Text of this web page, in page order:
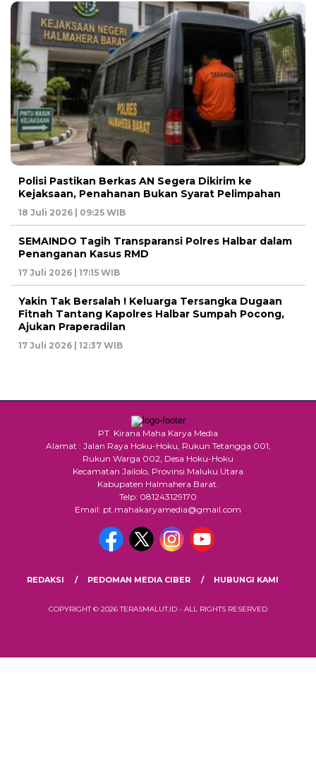
Polisi Pastikan Berkas AN Segera Dikirim ke
Kejaksaan, Penahanan Bukan Syarat Pelimpahan
18 Juli 2026 | 09:25 WIB
SEMAINDO Tagih Transparansi Polres Halbar dalam
Penanganan Kasus RMD
17 Juli 2026 | 17:15 WIB
Yakin Tak Bersalah ! Keluarga Tersangka Dugaan
Fitnah Tantang Kapolres Halbar Sumpah Pocong,
Ajukan Praperadilan
17 Juli 2026 | 12:37 WIB
PT. Kirana Maha Karya Media
Alamat : Jalan Raya Hoku-Hoku, Rukun Tetangga 001,
Rukun Warga 002, Desa Hoku-Hoku
Kecamatan Jailolo, Provinsi Maluku Utara
Kabupaten Halmahera Barat.
Telp: 081243129170
Email: pt.mahakaryamedia@gmail.com
REDAKSI PEDOMAN MEDIA CIBER HUBUNGI KAMI
COPYRIGHT © 2026 TERASMALUT.ID - ALL RIGHTS RESERVED